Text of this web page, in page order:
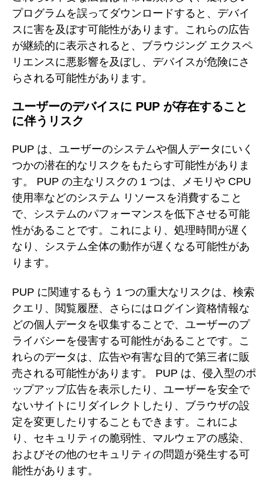
プログラムを誤ってダウンロードすると、デバイ
スに害を及ぼす可能性があります。これらの広告
が継続的に表示されると、ブラウジング エクスペ
リエンスに悪影響を及ぼし、デバイスが危険にさ
らされる可能性があります。
ユーザーのデバイスに PUP が存在すること
に伴うリスク
PUP は、ユーザーのシステムや個人データにいく
つかの潜在的なリスクをもたらす可能性がありま
す。 PUP の主なリスクの 1 つは、メモリや CPU
使用率などのシステム リソースを消費すること
で、システムのパフォーマンスを低下させる可能
性があることです。これにより、処理時間が遅く
なり、システム全体の動作が遅くなる可能性があ
ります。
PUP に関連するもう 1 つの重大なリスクは、検索
クエリ、閲覧履歴、さらにはログイン資格情報な
どの個人データを収集することで、ユーザーのプ
ライバシーを侵害する可能性があることです。こ
れらのデータは、広告や有害な目的で第三者に販
売される可能性があります。 PUP は、侵入型のポ
ップアップ広告を表示したり、ユーザーを安全で
ないサイトにリダイレクトしたり、ブラウザの設
定を変更したりすることもできます。これによ
り、セキュリティの脆弱性、マルウェアの感染、
およびその他のセキュリティの問題が発生する可
能性があります。